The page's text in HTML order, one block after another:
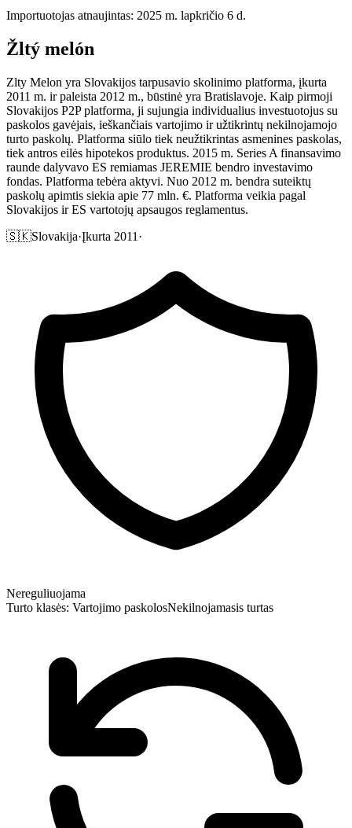
Importuotojas atnaujintas: 2025 m. lapkričio 6 d.
Žltý melón
Zlty Melon yra Slovakijos tarpusavio skolinimo platforma, įkurta
2011 m. ir paleista 2012 m., būstinė yra Bratislavoje. Kaip pirmoji
Slovakijos P2P platforma, ji sujungia individualius investuotojus su
paskolos gavėjais, ieškančiais vartojimo ir užtikrintų nekilnojamojo
turto paskolų. Platforma siūlo tiek neužtikrintas asmenines paskolas,
tiek antros eilės hipotekos produktus. 2015 m. Series A finansavimo
raunde dalyvavo ES remiamas JEREMIE bendro investavimo
fondas. Platforma tebėra aktyvi. Nuo 2012 m. bendra suteiktų
paskolų apimtis siekia apie 77 mln. €. Platforma veikia pagal
Slovakijos ir ES vartotojų apsaugos reglamentus.
🇸🇰Slovakija·Įkurta 2011 ·
Nereguliuojama
Turto klasės: Vartojimo paskolosNekilnojamasis turtas